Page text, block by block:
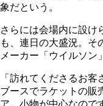
象だという。
さらには会場内に設け
も、連日の大盛況。そ
メーカー「ウイルソン
「訪れてくださるお
ブースでラケットの販
ア、小物が中心なので